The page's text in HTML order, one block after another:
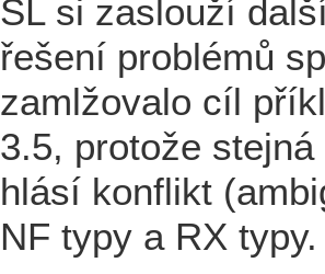
SL si zaslouží
řešení problémů
zamlžovalo cíl
3.5, protože
hlásí konflikt
NF typy a RX typy.